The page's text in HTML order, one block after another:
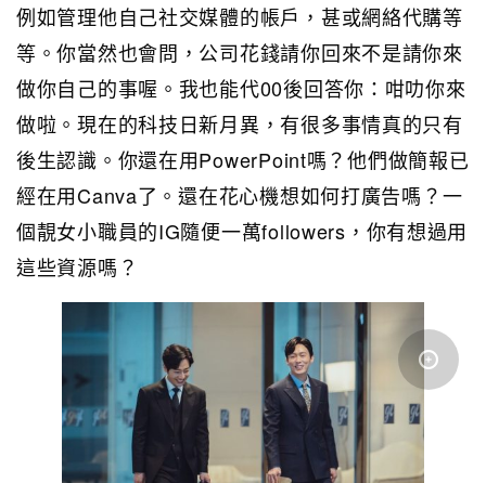
例如管理他自己社交媒體的帳戶，甚或網絡代購等
等。你當然也會問，公司花錢請你回來不是請你來
做你自己的事喔。我也能代00後回答你：咁叻你來
做啦。現在的科技日新月異，有很多事情真的只有
後生認識。你還在用PowerPoint嗎？他們做簡報已
經在用Canva了。還在花心機想如何打廣告嗎？一
個靚女小職員的IG隨便一萬followers，你有想過用
這些資源嗎？